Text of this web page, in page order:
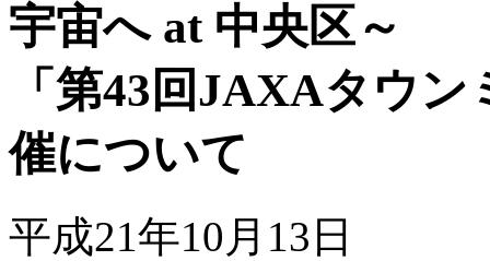
宇宙へ at 中央区～
「第43回JAXAタウ
催について
平成21年10月13日